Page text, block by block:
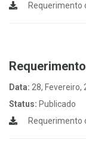
Requerimento
Data: 28, Fevereiro,
Status: Publicado
Requerimento